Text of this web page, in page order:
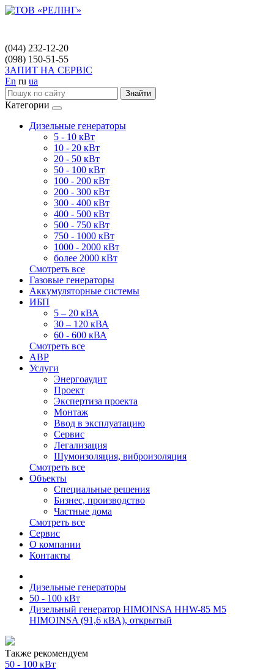
(044) 232-12-20
(098) 150-51-55
ЗАПИТ НА СЕРВІС
En ru ua
Знайти
Категории
Дизельные генераторы
5 - 10 кВт
10 - 20 кВт
20 - 50 кВт
50 - 100 кВт
100 - 200 кВт
200 - 300 кВт
300 - 400 кВт
400 - 500 кВт
500 - 750 кВт
750 - 1000 кВт
1000 - 2000 кВт
более 2000 кВт
Смотреть все
Газовые генераторы
Аккумуляторные системы
ИБП
5 – 20 кВА
30 – 120 кВА
60 - 600 кВА
Смотреть все
АВР
Услуги
Энергоаудит
Проект
Экспертиза проекта
Монтаж
Ввод в эксплуатацию
Сервис
Легализация
Шумоизоляция, виброизоляция
Смотреть все
Объекты
Специальные решения
Бизнес, производство
Частные дома
Смотреть все
Сервис
О компании
Контакты
Дизельные генераторы
50 - 100 кВт
Дизельный генератор HIMOINSA HHW-85 M5
HIMOINSA (91,6 кВА), открытый
Также рекомендуем
50 - 100 кВт